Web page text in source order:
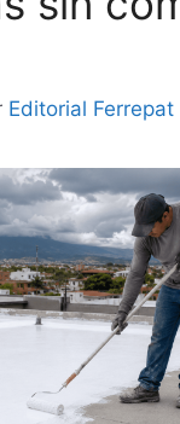
Editorial Ferrepat